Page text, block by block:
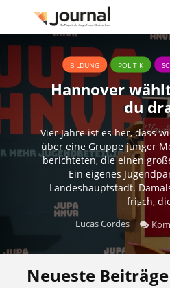
BILDUNG POLITIK
Hannover
du
Vier Jahre ist es her, dass
über eine Gruppe junger
berichteten, die einen
Ein eigenes
Landeshauptstadt.
frisch,
Lucas Cordes
Neueste Beiträge